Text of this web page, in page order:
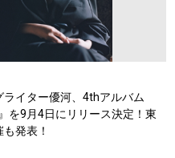
ライター優河、4thアルバム
を9月4日にリリース決定！東
発表！